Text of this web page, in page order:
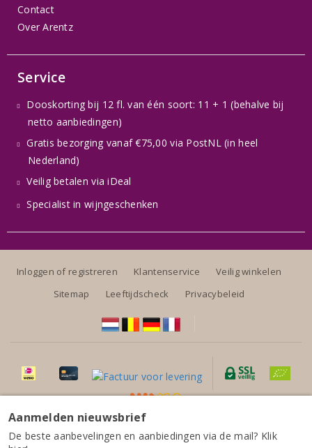
Bodegas Forjas del Salnés Rías Baixas Leirana Finca
Genoveva Albariño 2024
Contact
Over Arentz
Service
Dooskorting bij 12 fl. van één soort: 11 + 1 (behalve bij
netto aanbiedingen)
Gratis bezorging vanaf €75,00 via PostNL (in heel
Nederland)
Veilig betalen via iDeal
Specialist in wijngeschenken
Inloggen of registreren Klantenservice
Veilig winkelen
Sitemap
Leeftijdscheck Privacybeleid
Aanmelden nieuwsbrief
De beste aanbevelingen en aanbiedingen via de mail? Klik